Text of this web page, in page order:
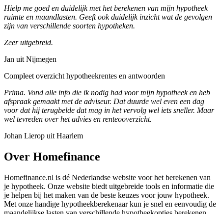
Hielp me goed en duidelijk met het berekenen van mijn hypotheek
ruimte en maandlasten. Geeft ook duidelijk inzicht wat de gevolgen
zijn van verschillende soorten hypotheken.
Zeer uitgebreid.
Jan uit Nijmegen
Compleet overzicht hypotheekrentes en antwoorden
Prima. Vond alle info die ik nodig had voor mijn hypotheek en heb
afspraak gemaakt met de adviseur. Dat duurde wel even een dag
voor dat hij terugbelde dat mag in het vervolg wel iets sneller. Maar
wel tevreden over het advies en renteooverzicht.
Johan Lierop uit Haarlem
Over Homefinance
Homefinance.nl is dé Nederlandse website voor het berekenen van
je hypotheek. Onze website biedt uitgebreide tools en informatie die
je helpen bij het maken van de beste keuzes voor jouw hypotheek.
Met onze handige hypotheekberekenaar kun je snel en eenvoudig de